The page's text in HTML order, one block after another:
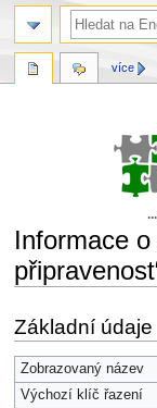
Informace
na
navigaci
na
vyhledávání
Základní údaje
Zobrazovaný název
Výchozí klíč řazení
více